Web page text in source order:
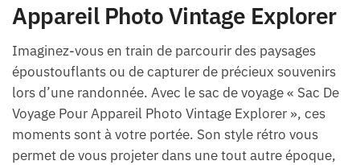
Appareil Photo Vintage Explorer
Imaginez-vous en train de parcourir des paysages
époustouflants ou de capturer de précieux souvenirs
lors d’une randonnée. Avec le sac de voyage « Sac De
Voyage Pour Appareil Photo Vintage Explorer », ces
moments sont à votre portée. Son style rétro vous
permet de vous projeter dans une tout autre époque,